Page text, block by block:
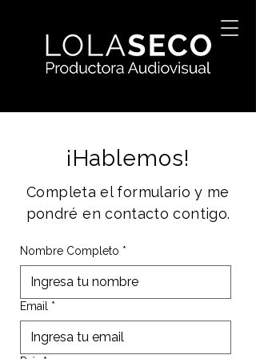
¡Hablemos!
Completa el formulario y me
pondré en contacto contigo.
Nombre Completo *
Email *